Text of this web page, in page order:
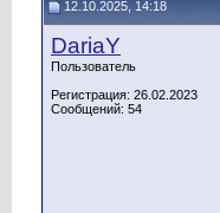
12.10.2025, 14:18
DariaY
Пользователь
Регистрация: 26.02.2023
Сообщений: 54